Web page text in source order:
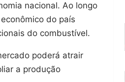
nacional. Ao longo
do país
do combustível.
poderá atrair
a produção